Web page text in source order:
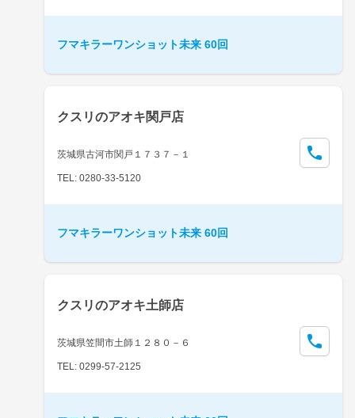
フマキラーワンショット未来 60回
クスリのアオキ関戸店
茨城県古河市関戸１７３７－１
TEL: 0280-33-5120
フマキラーワンショット未来 60回
クスリのアオキ土師店
茨城県笠間市土師１２８０－６
TEL: 0299-57-2125